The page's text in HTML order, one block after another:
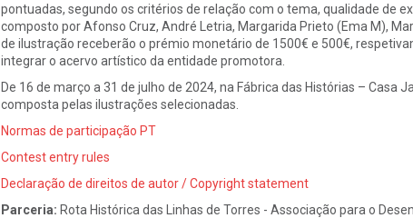
pontuadas, segundo os critérios de relação com o tema, qualidade de
composto por Afonso Cruz, André Letria, Margarida Prieto (Ema M),
de ilustração receberão o prémio monetário de 1500€ e 500€,
integrar o acervo artístico da entidade promotora.
De 16 de março a 31 de julho de 2024, na Fábrica das Histórias – Casa
composta pelas ilustrações selecionadas.
Normas de participação PT
Contest entry rules
Declaração de direitos de autor / Copyright statement
Parceria: Rota Histórica das Linhas de Torres - Associação para o